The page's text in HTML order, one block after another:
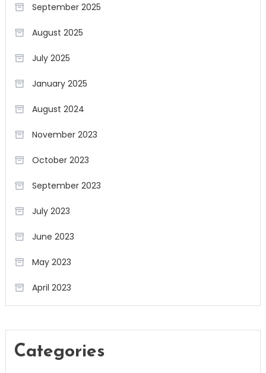
September 2025
August 2025
July 2025
January 2025
August 2024
November 2023
October 2023
September 2023
July 2023
June 2023
May 2023
April 2023
Categories